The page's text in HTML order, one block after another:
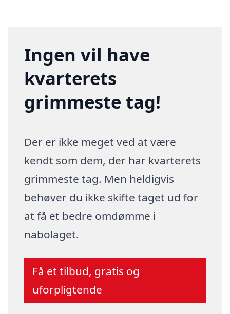
Ingen vil have
kvarterets
grimmeste tag!
Der er ikke meget ved at være
kendt som dem, der har kvarterets
grimmeste tag. Men heldigvis
behøver du ikke skifte taget ud for
at få et bedre omdømme i
nabolaget.
Få et tilbud, gratis og
uforpligtende